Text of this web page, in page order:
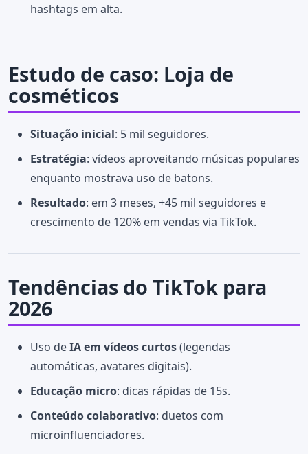
hashtags em alta.
Estudo de caso: Loja de
cosméticos
Situação inicial: 5 mil seguidores.
Estratégia: vídeos aproveitando músicas populares
enquanto mostrava uso de batons.
Resultado: em 3 meses, +45 mil seguidores e
crescimento de 120% em vendas via TikTok.
Tendências do TikTok para
2026
Uso deIA em vídeos curtos(legendas
automáticas, avatares digitais).
Educação micro: dicas rápidas de 15s.
Conteúdo colaborativo: duetos com
microinfluenciadores.